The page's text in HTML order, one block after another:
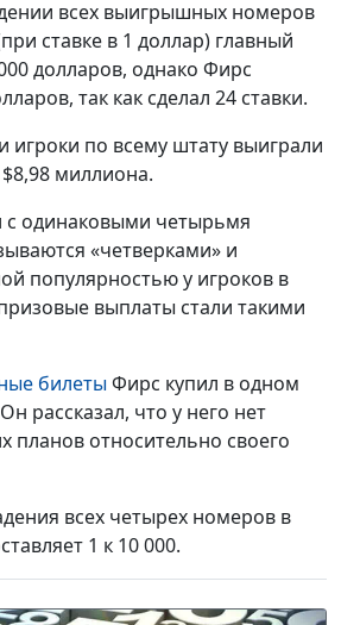
всех выигрышных номеров
ставке в 1 доллар) главный
долларов, однако Фирс
так как сделал 24 ставки.
игроки по всему штату выиграли
миллиона.
одинаковыми четырьмя
«четверками» и
популярностью у игроков в
выплаты стали такими
билетыФирс купил в одном
рассказал, что у него нет
планов относительно своего
всех четырех номеров в
1 к 10 000.